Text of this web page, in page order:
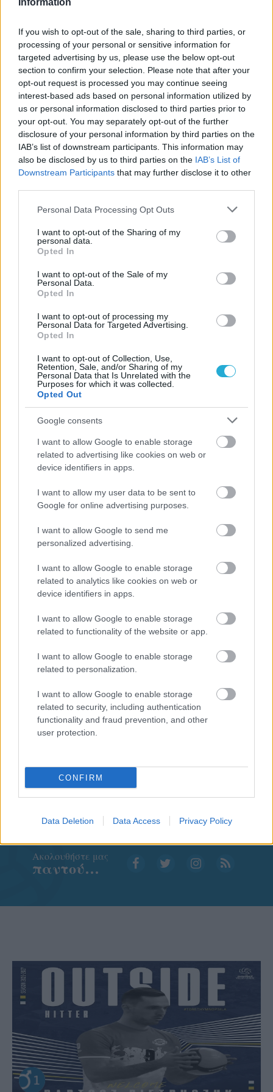
Information
If you wish to opt-out of the sale, sharing to third parties, or
processing of your personal or sensitive information for
targeted advertising by us, please use the below opt-out
section to confirm your selection. Please note that after your
opt-out request is processed you may continue seeing
interest-based ads based on personal information utilized by
us or personal information disclosed to third parties prior to
your opt-out. You may separately opt-out of the further
disclosure of your personal information by third parties on the
IAB’s list of downstream participants. This information may
also be disclosed by us to third parties on the IAB’s List of
Downstream Participants that may further disclose it to other
Please note that this website/app uses one or more Google
not limited to your visit or usage behaviour. You may click to
grant or deny consent to Google and its third-party tags to
use your data for below specified purposes in below Google
consent section.
Personal Data Processing Opt Outs
I want to opt-out of the Sharing of my
personal data.
Opted In
I want to opt-out of the Sale of my
Personal Data.
Opted In
I want to opt-out of processing my
Personal Data for Targeted Advertising.
Opted In
I want to opt-out of Collection, Use,
Retention, Sale, and/or Sharing of my
Personal Data that Is Unrelated with the
Purposes for which it was collected.
Opted Out
Google consents
I want to allow Google to enable storage
related to advertising like cookies on web or
device identifiers in apps.
I want to allow my user data to be sent to
Google for online advertising purposes.
I want to allow Google to send me
personalized advertising.
I want to allow Google to enable storage
related to analytics like cookies on web or
device identifiers in apps.
I want to allow Google to enable storage
related to functionality of the website or app.
I want to allow Google to enable storage
related to personalization.
I want to allow Google to enable storage
related to security, including authentication
functionality and fraud prevention, and other
user protection.
CONFIRM
Data Deletion Data Access Privacy Policy
05/08/2026
Προς στρατηγική συνεργασία ΠΑΣΑΠΠ και
Πανεπιστημίου Πατρών
ΓΝΩΜΕΣ
ΠΕΝΥ ΡΟΝΤΟΓΙΑΝΝΗ
Από την Περούτζια του 2000
ευρωπαϊκό ραντεβού του
08/03/2026
Α.Ο. Θήρας
Aκολουθήστε μας
παντού…